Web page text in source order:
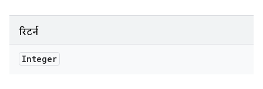
रिटर्न
Integer